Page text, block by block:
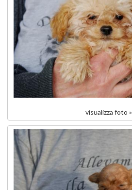
visualizza foto »